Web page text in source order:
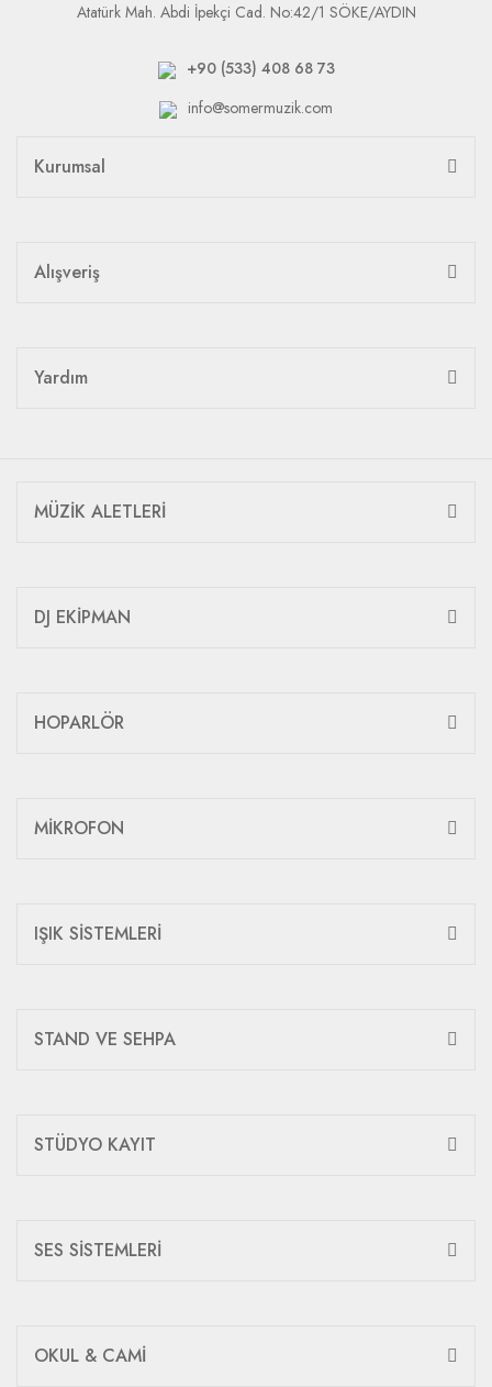
Atatürk Mah. Abdi İpekçi Cad. No:42/1 SÖKE/AYDIN
+90 (533) 408 68 73
info@somermuzik.com
Kurumsal
Alışveriş
Yardım
MÜZİK ALETLERİ
DJ EKİPMAN
HOPARLÖR
MİKROFON
IŞIK SİSTEMLERİ
STAND VE SEHPA
STÜDYO KAYIT
SES SİSTEMLERİ
OKUL & CAMİ